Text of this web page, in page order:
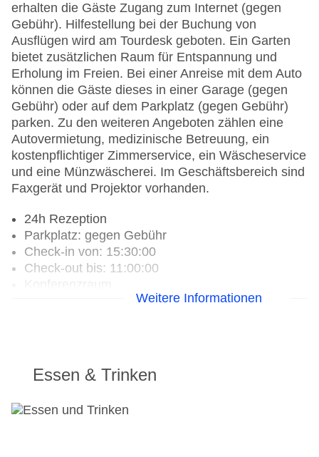
erhalten die Gäste Zugang zum Internet (gegen
Gebühr). Hilfestellung bei der Buchung von
Ausflügen wird am Tourdesk geboten. Ein Garten
bietet zusätzlichen Raum für Entspannung und
Erholung im Freien. Bei einer Anreise mit dem Auto
können die Gäste dieses in einer Garage (gegen
Gebühr) oder auf dem Parkplatz (gegen Gebühr)
parken. Zu den weiteren Angeboten zählen eine
Autovermietung, medizinische Betreuung, ein
kostenpflichtiger Zimmerservice, ein Wäscheservice
und eine Münzwäscherei. Im Geschäftsbereich sind
Faxgerät und Projektor vorhanden.
24h Rezeption
Parkplatz: gegen Gebühr
Check-in von: 15:30:00
Check-out bis: 11:00:00
Konferenzraum
Garage: gegen Gebühr
WLAN/WiFi im Hotel: gegen Gebühr
Letzte umfassende Renovierung: 2003
Anzahl der Konferenzräume: 1
Weitere Informationen
Essen & Trinken